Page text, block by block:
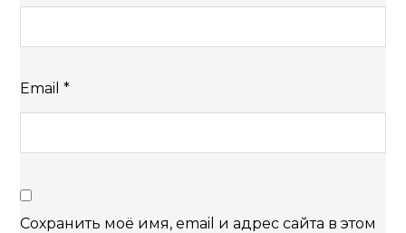
Email*
Сохранить моё имя, email и адрес сайта в этом